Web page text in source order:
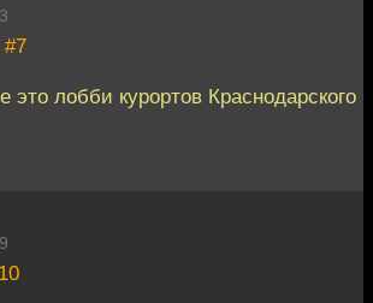
#7
лобби курортов Краснодарского